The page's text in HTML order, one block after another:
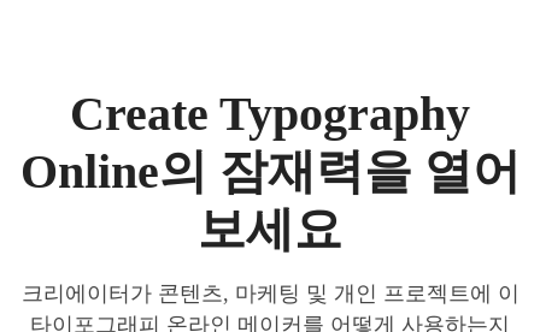
Create Typography
Online의 잠재력을 열어
보세요
크리에이터가 콘텐츠, 마케팅 및 개인 프로젝트에 이
타이포그래피 온라인 메이커를 어떻게 사용하는지